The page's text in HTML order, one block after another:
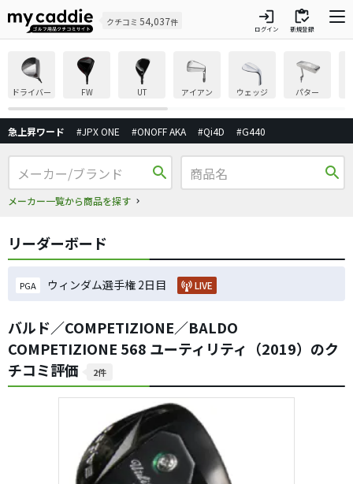
クチコミ 54,037件 login
ログイン
inventory
新規登録
ドライバー FW UT アイアン ウェッジ パター
急上昇ワード #JPX ONE #ONOFF AKA #Qi4D #G440
search
メーカー一覧から商品を探す
search
リーダーボード
PGA ウィンダム選手権 2日目 LIVE
バルド／COMPETIZIONE／BALDO
COMPETIZIONE 568 ユーティリティ（2019）のク
チコミ評価
2件